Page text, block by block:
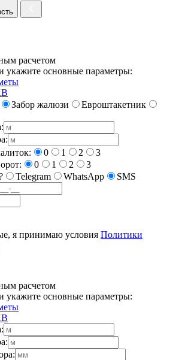
расчетом
укажите основные параметры:
Забор жалюзи
Евроштакетник
0 1 2
3
0 1 2
3
Telegram WhatsApp
SMS
я принимаю условия Политики
расчетом
укажите основные параметры: